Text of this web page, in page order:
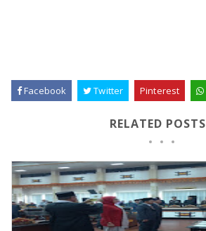
Facebook Twitter Pinterest
RELATED POSTS